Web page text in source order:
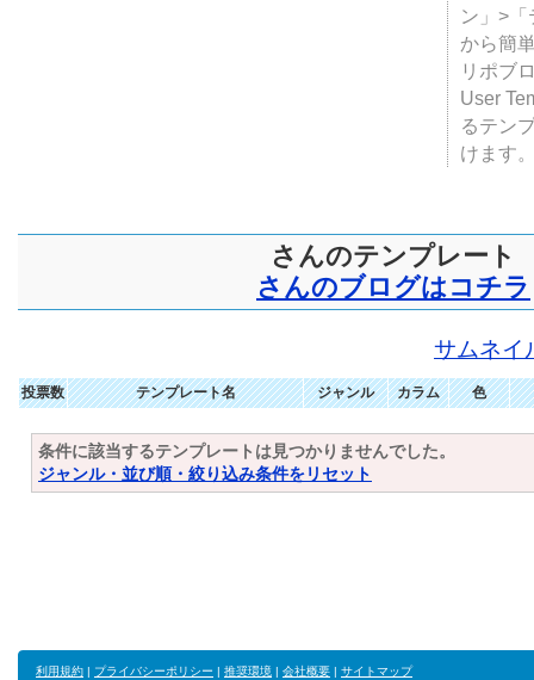
ン」>
から簡
リポブ
User
るテン
けます
さんのテンプレート
さんのブログはコチラ
サムネイ
投票数 テンプレート名 ジャンル カラム 色
条件に該当するテンプレートは見つかりませんでした。
ジャンル・並び順・絞り込み条件をリセット
利用規約 | プライバシーポリシー | 推奨環境 | 会社概要 | サイトマップ